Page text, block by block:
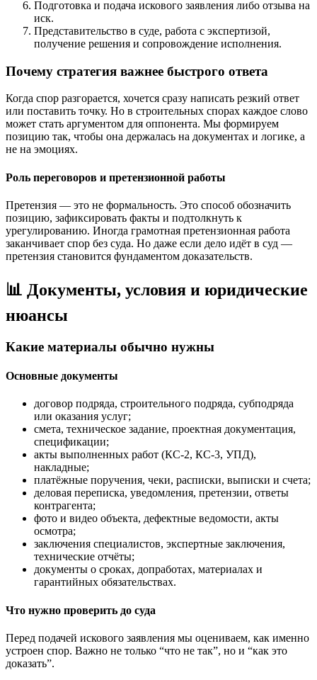
Подготовка и подача искового заявления либо отзыва на
иск.
Представительство в суде, работа с экспертизой,
получение решения и сопровождение исполнения.
Почему стратегия важнее быстрого ответа
Когда спор разгорается, хочется сразу написать резкий ответ
или поставить точку. Но в строительных спорах каждое слово
может стать аргументом для оппонента. Мы формируем
позицию так, чтобы она держалась на документах и логике, а
не на эмоциях.
Роль переговоров и претензионной работы
Претензия — это не формальность. Это способ обозначить
позицию, зафиксировать факты и подтолкнуть к
урегулированию. Иногда грамотная претензионная работа
заканчивает спор без суда. Но даже если дело идёт в суд —
претензия становится фундаментом доказательств.
📊 Документы, условия и юридические
нюансы
Какие материалы обычно нужны
Основные документы
договор подряда, строительного подряда, субподряда
или оказания услуг;
смета, техническое задание, проектная документация,
спецификации;
акты выполненных работ (КС-2, КС-3, УПД),
накладные;
платёжные поручения, чеки, расписки, выписки и счета;
деловая переписка, уведомления, претензии, ответы
контрагента;
фото и видео объекта, дефектные ведомости, акты
осмотра;
заключения специалистов, экспертные заключения,
технические отчёты;
документы о сроках, допработах, материалах и
гарантийных обязательствах.
Что нужно проверить до суда
Перед подачей искового заявления мы оцениваем, как именно
устроен спор. Важно не только “что не так”, но и “как это
доказать”.